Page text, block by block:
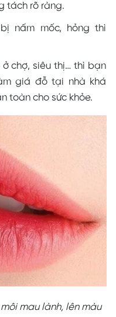
tách rõ ràng.
nấm mốc, hỏng thì
chợ, siêu thị… thì bạn
giá đỗ tại nhà khá
toàn cho sức khỏe.
mau lành, lên màu